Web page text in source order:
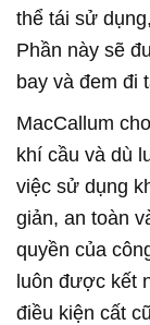
thể tái sử
Phần này sẽ
bay và đem đi
MacCallum
khí cầu và dù
việc sử dụng
giản, an toàn
quyền của
luôn được kết
điều kiện cất